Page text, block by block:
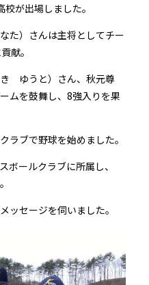
が出場しました。
た）さんは主将としてチー
献。
ゆうと）さん、秋元尊
ムを鼓舞し、8強入りを果
ラブで野球を始めました。
ボールクラブに所属し、
ッセージを伺いました。